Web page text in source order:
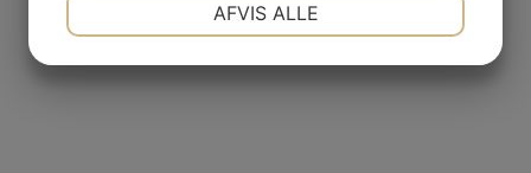
AFVIS ALLE